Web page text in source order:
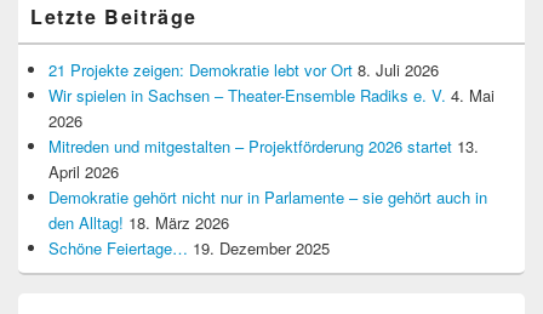
Letzte Beiträge
21 Projekte zeigen: Demokratie lebt vor Ort 8. Juli 2026
Wir spielen in Sachsen – Theater-Ensemble Radiks e. V. 4. Mai
2026
Mitreden und mitgestalten – Projektförderung 2026 startet 13.
April 2026
Demokratie gehört nicht nur in Parlamente – sie gehört auch in
den Alltag! 18. März 2026
Schöne Feiertage… 19. Dezember 2025